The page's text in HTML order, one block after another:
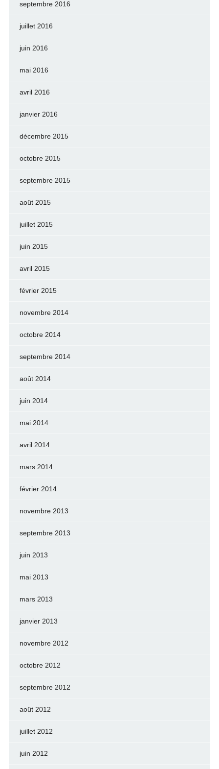
septembre 2016
juillet 2016
juin 2016
mai 2016
avril 2016
janvier 2016
décembre 2015
octobre 2015
septembre 2015
août 2015
juillet 2015
juin 2015
avril 2015
février 2015
novembre 2014
octobre 2014
septembre 2014
août 2014
juin 2014
mai 2014
avril 2014
mars 2014
février 2014
novembre 2013
septembre 2013
juin 2013
mai 2013
mars 2013
janvier 2013
novembre 2012
octobre 2012
septembre 2012
août 2012
juillet 2012
juin 2012